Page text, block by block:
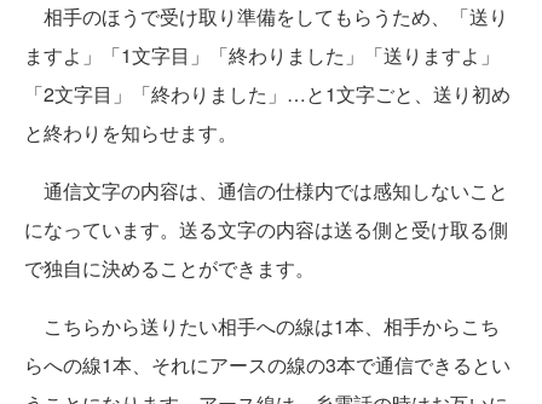
相手のほうで受け取り準備をしてもらうため、「送り
ますよ」「1文字目」「終わりました」「送りますよ」
「2文字目」「終わりました」…と1文字ごと、送り初め
と終わりを知らせます。
通信文字の内容は、通信の仕様内では感知しないこと
になっています。送る文字の内容は送る側と受け取る側
で独自に決めることができます。
こちらから送りたい相手への線は1本、相手からこち
らへの線1本、それにアースの線の3本で通信できるとい